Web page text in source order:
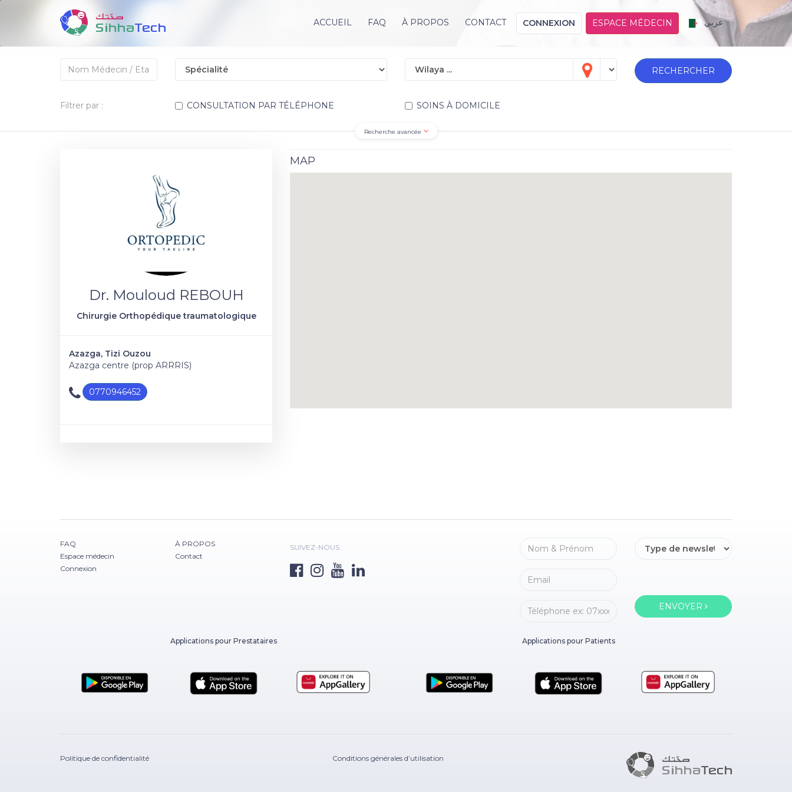
ACCUEIL FAQ À PROPOS CONTACT CONNEXION ESPACE MÉDECIN عربي
RECHERCHER
Filtrer par : CONSULTATION PAR TÉLÉPHONE SOINS À DOMICILE
Recherche avancée
Dr. Mouloud REBOUH
Chirurgie Orthopédique traumatologique
Azazga, Tizi Ouzou
Azazga centre (prop ARRRIS)
0770946452
MAP
FAQ
Espace médecin
Connexion
À PROPOS
Contact
SUIVEZ-NOUS :
ENVOYER
Applications pour Prestataires Applications pour Patients
Politique de confidentialité Conditions générales d’utilisation